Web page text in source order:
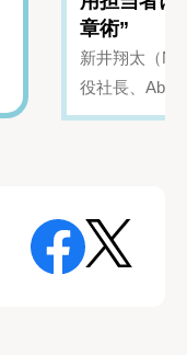
章術”
新井翔太（
役社長、